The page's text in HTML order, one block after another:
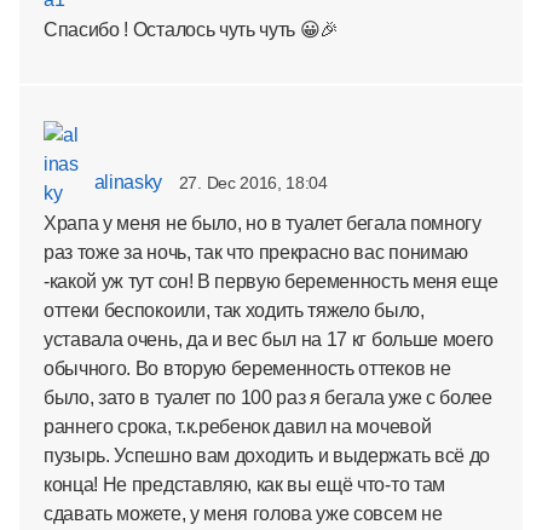
Спасибо ! Осталось чуть чуть 😀🎉
alinasky 27. Dec 2016, 18:04
Храпа у меня не было, но в туалет бегала помногу
раз тоже за ночь, так что прекрасно вас понимаю
-какой уж тут сон! В первую беременность меня еще
оттеки беспокоили, так ходить тяжело было,
уставала очень, да и вес был на 17 кг больше моего
обычного. Во вторую беременность оттеков не
было, зато в туалет по 100 раз я бегала уже с более
раннего срока, т.к.ребенок давил на мочевой
пузырь. Успешно вам доходить и выдержать всё до
конца! Не представляю, как вы ещё что-то там
сдавать можете, у меня голова уже совсем не